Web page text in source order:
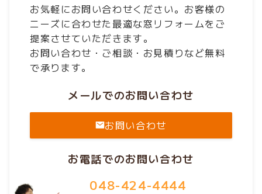
お気軽にお問い合わせください。お客様の
ニーズに合わせた最適な窓リフォームをご
提案させていただきます。
お問い合わせ・ご相談・お見積りなど無料
で承ります。
メールでのお問い合わせ
お問い合わせ
お電話でのお問い合わせ
048-424-4444